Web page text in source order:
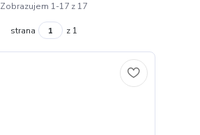
Zobrazujem 1-17 z 17
strana z 1